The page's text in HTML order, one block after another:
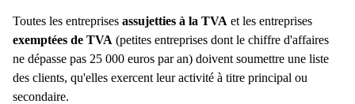
Toutes les entreprises assujetties à la TVA et les entreprises
exemptées de TVA (petites entreprises dont le chiffre d'affaires
ne dépasse pas 25 000 euros par an) doivent soumettre une liste
des clients, qu'elles exercent leur activité à titre principal ou
secondaire.